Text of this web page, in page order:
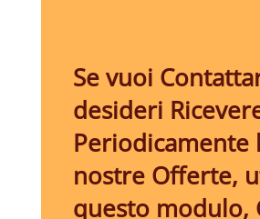
Se vuoi
desideri
Periodicamente
nostre Offerte,
questo modulo,